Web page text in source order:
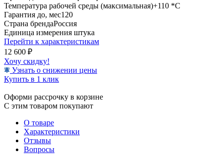
Температура рабочей среды (максимальная)+110 *C
Гарантия до, мес120
Страна брендаРоссия
Единица измерения штука
Перейти к характеристикам
12 600 ₽
Хочу скидку!
Узнать о снижении цены
Купить в 1 клик
Оформи рассрочку в корзине
С этим товаром покупают
О товаре
Характеристики
Отзывы
Вопросы